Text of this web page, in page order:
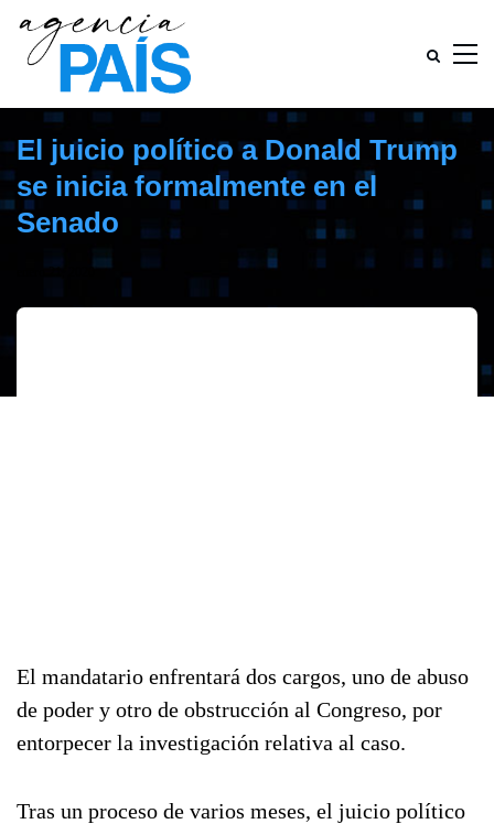
El juicio político a Donald Trump
se inicia formalmente en el
Senado
El mandatario enfrentará dos cargos, uno de abuso
de poder y otro de obstrucción al Congreso, por
entorpecer la investigación relativa al caso.
Tras un proceso de varios meses, el juicio político